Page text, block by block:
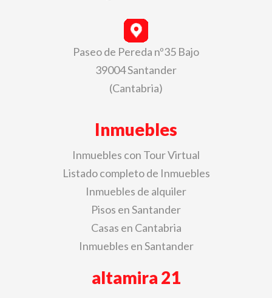
Paseo de Pereda nº35 Bajo
39004 Santander
(Cantabria)
Inmuebles
Inmuebles con Tour Virtual
Listado completo de Inmuebles
Inmuebles de alquiler
Pisos en Santander
Casas en Cantabria
Inmuebles en Santander
altamira 21